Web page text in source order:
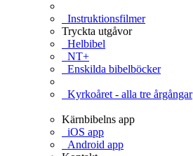
Instruktionsfilmer
Tryckta utgåvor
Helbibel
NT+
Enskilda bibelböcker
Kyrkoåret - alla tre årgångar
Kärnbibelns app
iOS app
Android app